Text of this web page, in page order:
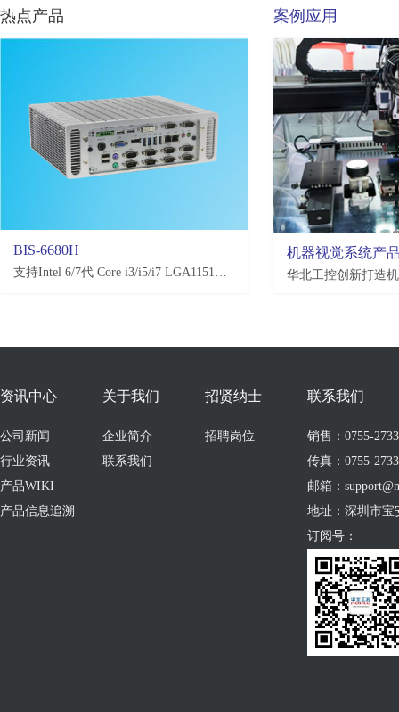
热点产品
BIS-6680H
支持Intel 6/7代 Core i3/i5/i7 LGA1151处理器，H110/Q170/C236，4*USB3.0, 4*USB2.0，2-10*COM(可选)
EMB-3581
案例应用
机器视觉系统产
资讯中心
公司新闻
行业资讯
产品WIKI
产品信息追溯
关于我们
企业简介
联系我们
招贤纳士
招聘岗位
联系我们
销售：0755-
传真：0755-
邮箱：
地址：深圳市宝
订阅号：